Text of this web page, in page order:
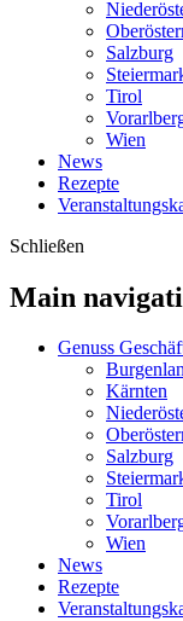
Salzburg
Tirol
Wien
News
Rezepte
Schließen
Main
Genuss
Kärnten
Salzburg
Tirol
Wien
News
Rezepte